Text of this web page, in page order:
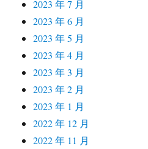
2023 年 7 月
2023 年 6 月
2023 年 5 月
2023 年 4 月
2023 年 3 月
2023 年 2 月
2023 年 1 月
2022 年 12 月
2022 年 11 月